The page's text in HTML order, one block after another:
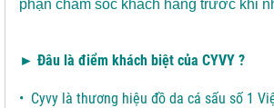
phận chăm sóc khách hàng trước khi
► Đâu là điểm khách biệt của CYVY ?
• Cyvy là thương hiệu đồ da cá sấu số 1